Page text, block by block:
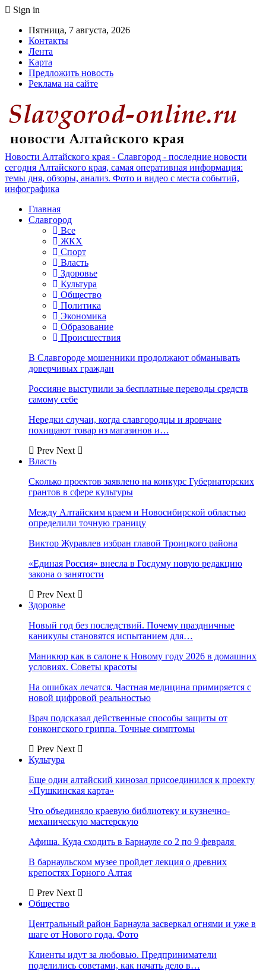
Sign in
Пятница, 7 августа, 2026
Контакты
Лента
Карта
Предложить новость
Реклама на сайте
Новости Алтайского края - Славгород - последние новости
сегодня Алтайского края, самая оперативная информация:
темы дня, обзоры, анализ. Фото и видео с места событий,
инфографика
Главная
Славгород
Все
ЖКХ
Спорт
Власть
Здоровье
Культура
Общество
Политика
Экономика
Образование
Происшествия
В Славгороде мошенники продолжают обманывать
доверчивых граждан
Россияне выступили за бесплатные переводы средств
самому себе
Нередки случаи, когда славгородцы и яровчане
похищают товар из магазинов и…
Prev Next
Власть
Сколько проектов заявлено на конкурс Губернаторских
грантов в сфере культуры
Между Алтайским краем и Новосибирской областью
определили точную границу
Виктор Журавлев избран главой Троицкого района
«Единая Россия» внесла в Госдуму новую редакцию
закона о занятости
Prev Next
Здоровье
Новый год без последствий. Почему праздничные
каникулы становятся испытанием для…
Маникюр как в салоне к Новому году 2026 в домашних
условиях. Советы красоты
На ошибках лечатся. Частная медицина примиряется с
новой цифровой реальностью
Врач подсказал действенные способы защиты от
гонконгского гриппа. Точные симптомы
Prev Next
Культура
Еще один алтайский кинозал присоединился к проекту
«Пушкинская карта»
Что объединяло краевую библиотеку и кузнечно-
механическую мастерскую
Афиша. Куда сходить в Барнауле со 2 по 9 февраля
В барнаульском музее пройдет лекция о древних
крепостях Горного Алтая
Prev Next
Общество
Центральный район Барнаула засверкал огнями и уже в
шаге от Нового года. Фото
Клиенты идут за любовью. Предприниматели
поделились советами, как начать дело в…